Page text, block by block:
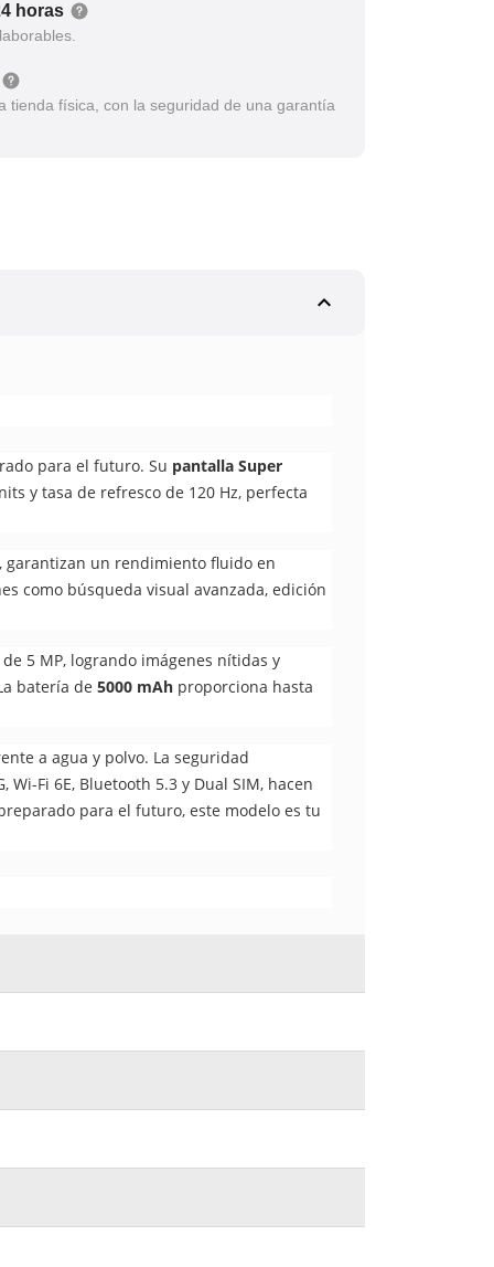
horas
tienda física, con la seguridad de una garantía
expand_less
para el futuro. Su pantalla Super
y tasa de refresco de 120 Hz, perfecta
garantizan un rendimiento fluido en
como búsqueda visual avanzada, edición
5 MP, logrando imágenes nítidas y
batería de 5000 mAh proporciona hasta
a agua y polvo. La seguridad
Fi 6E, Bluetooth 5.3 y Dual SIM, hacen
para el futuro, este modelo es tu